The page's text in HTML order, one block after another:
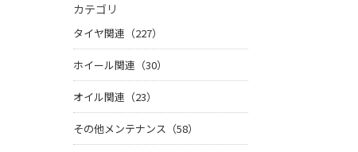
カテゴリ
タイヤ関連（227）
ホイール関連（30）
オイル関連（23）
その他メンテナンス（58）